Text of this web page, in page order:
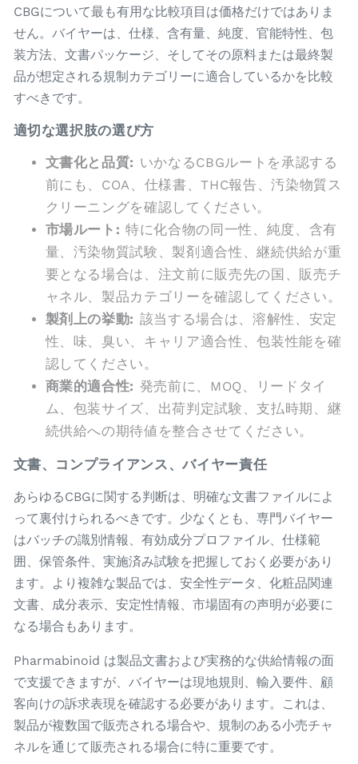
CBGについて最も有用な比較項目は価格だけではありま
せん。バイヤーは、仕様、含有量、純度、官能特性、包
装方法、文書パッケージ、そしてその原料または最終製
品が想定される規制カテゴリーに適合しているかを比較
すべきです。
適切な選択肢の選び方
文書化と品質: いかなるCBGルートを承認する
前にも、COA、仕様書、THC報告、汚染物質ス
クリーニングを確認してください。
市場ルート: 特に化合物の同一性、純度、含有
量、汚染物質試験、製剤適合性、継続供給が重
要となる場合は、注文前に販売先の国、販売チ
ャネル、製品カテゴリーを確認してください。
製剤上の挙動: 該当する場合は、溶解性、安定
性、味、臭い、キャリア適合性、包装性能を確
認してください。
商業的適合性: 発売前に、MOQ、リードタイ
ム、包装サイズ、出荷判定試験、支払時期、継
続供給への期待値を整合させてください。
文書、コンプライアンス、バイヤー責任
あらゆるCBGに関する判断は、明確な文書ファイルによ
って裏付けられるべきです。少なくとも、専門バイヤー
はバッチの識別情報、有効成分プロファイル、仕様範
囲、保管条件、実施済み試験を把握しておく必要があり
ます。より複雑な製品では、安全性データ、化粧品関連
文書、成分表示、安定性情報、市場固有の声明が必要に
なる場合もあります。
Pharmabinoid は製品文書および実務的な供給情報の面
で支援できますが、バイヤーは現地規則、輸入要件、顧
客向けの訴求表現を確認する必要があります。これは、
製品が複数国で販売される場合や、規制のある小売チャ
ネルを通じて販売される場合に特に重要です。